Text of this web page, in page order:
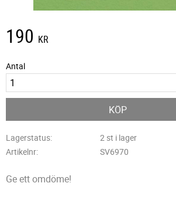
190 KR
Antal
KÖP
Lagerstatus
2 st i lager
Artikelnr
SV6970
Ge ett omdöme!